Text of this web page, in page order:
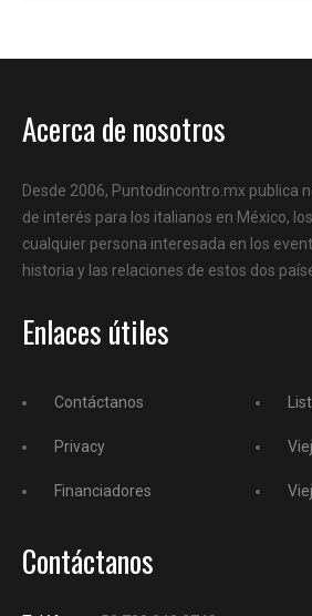
Acerca de nosotros
Desde 2006, Puntodincontro.mx publica
de interés para los italianos en México,
cualquier persona interesada en los
historia y las relaciones de estos dos
Enlaces útiles
Contáctanos
Privacy
Financiadores
Contáctanos